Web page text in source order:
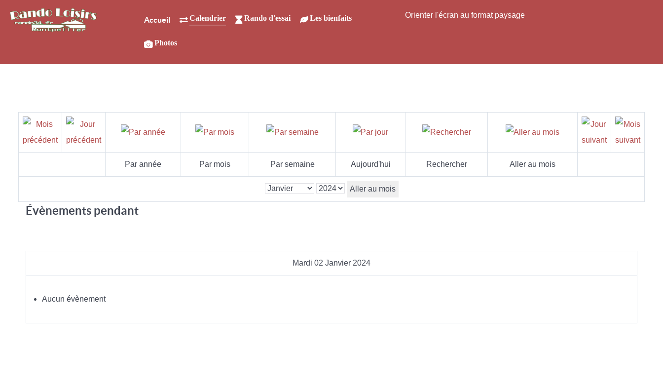
Accueil Calendrier Rando d'essai Les bienfaits
Photos
Orienter l'écran au format paysage
Par année Par mois Par semaine Aujourd'hui Rechercher Aller au mois
Aller au mois
Évènements pendant
Mardi 02 Janvier 2024
Aucun évènement